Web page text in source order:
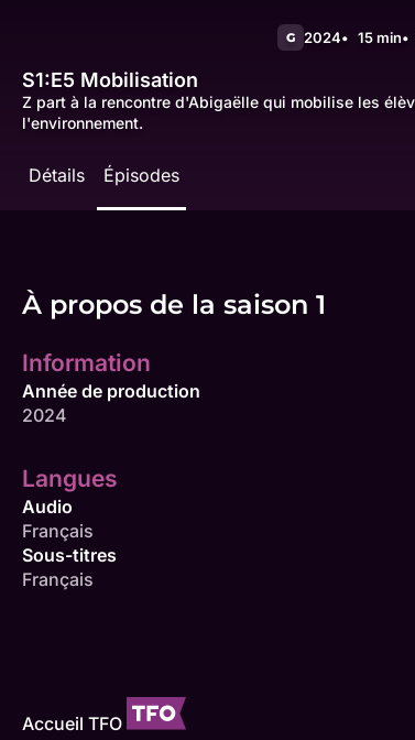
G 2024 15 min
S1:E5 Mobilisation
Z part à la rencontre d'Abigaëlle qui mobilise les
l'environnement.
Détails Épisodes
À propos de la saison 1
Information
Année de production
2024
Langues
Audio
Français
Sous-titres
Français
Accueil TFO